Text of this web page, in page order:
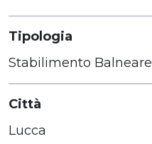
Tipologia
Stabilimento Balneare
Città
Lucca